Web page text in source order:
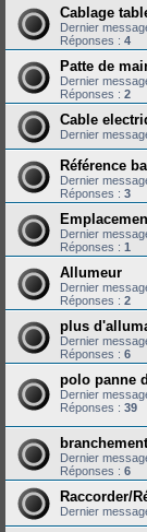
Cablage
Dernier
Réponses : 4
Patte de
Dernier
Réponses : 2
Cable
Dernier
Référence
Dernier
Réponses : 3
Dernier
Réponses : 1
Allumeur
Dernier
Réponses : 2
plus
Dernier
Réponses : 6
polo panne
Dernier
Réponses : 39
Dernier
Réponses : 6
Raccorder/
Dernier